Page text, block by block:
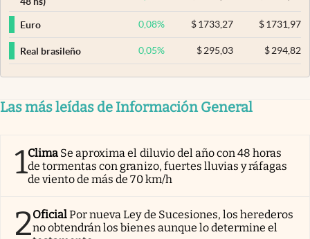
Euro 0,08% $ 1733,27 $1731,97
Real brasileño 0,05% $295,03 $294,82
Las más leídas de Información General
1Clima Se aproxima el diluvio del año con 48 horas
de tormentas con granizo, fuertes lluvias y ráfagas
de viento de más de 70 km/h
2OficialPor nueva Ley de Sucesiones, los herederos
no obtendrán los bienes aunque lo determine el